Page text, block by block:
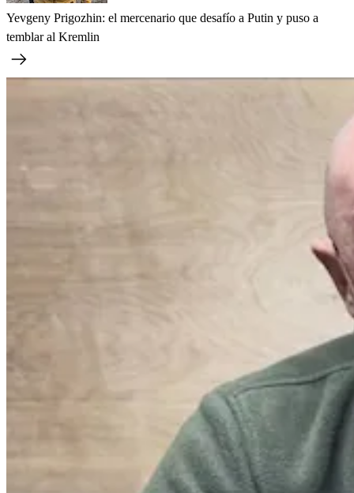
Yevgeny Prigozhin: el mercenario que desafío a Putin y puso a
temblar al Kremlin